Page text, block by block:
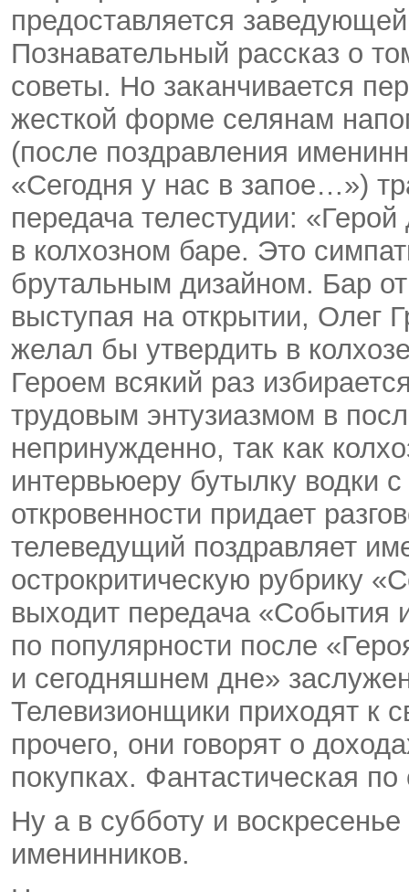
предоставляется
Познавательный рассказ о
советы. Но заканчивается
жесткой форме селянам
(после поздравления
«Сегодня у нас в запое…»)
передача телестудии:
в колхозном баре. Это
брутальным дизайном. Бар
выступая на открытии, Олег
желал бы утвердить в
Героем всякий раз
трудовым энтузиазмом в
непринужденно, так как
интервьюеру бутылку водки
откровенности придает
телеведущий поздравляет
острокритическую рубрику
выходит передача «События
по популярности после
и сегодняшнем дне»
Телевизионщики приходят к
прочего, они говорят о
покупках. Фантастическая
Ну а в субботу и
именинников.